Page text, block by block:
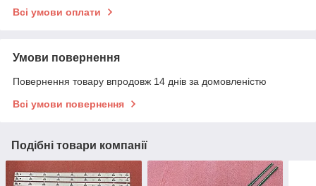
Всі умови оплати
Умови повернення
Повернення товару впродовж 14 днів за домовленістю
Всі умови повернення
Подібні товари компанії